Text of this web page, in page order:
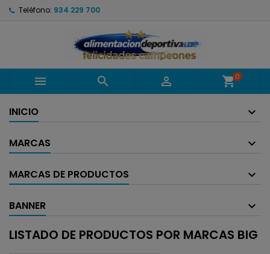
Teléfono: 934 229 700
   shopping_cart0
INICIO
MARCAS
MARCAS DE PRODUCTOS
BANNER
LISTADO DE PRODUCTOS POR MARCAS BIG